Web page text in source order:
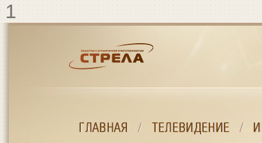
Перейти к основному содержанию
1
ГЛАВНАЯ / ТЕЛЕВИДЕНИЕ /
ГЛАВНАЯ / ТЕЛЕВИДЕНИЕ /